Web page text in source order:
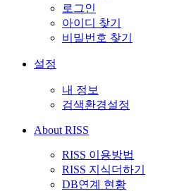
로그인
아이디 찾기
비밀번호 찾기
설정
내 정보
검색환경설정
About RISS
RISS 이용방법
RISS 지식더하기
DB연계 현황